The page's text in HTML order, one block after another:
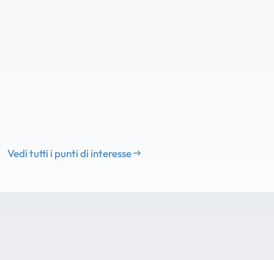
Vedi tutti i punti di interesse